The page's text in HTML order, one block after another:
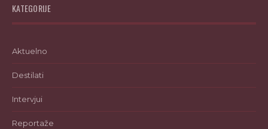
KATEGORIJE
Aktuelno
Destilati
Intervjui
Reportaže